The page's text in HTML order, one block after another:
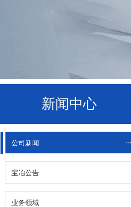
新闻中心
公司新闻
宝冶公告
业务领域